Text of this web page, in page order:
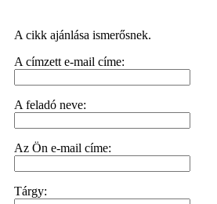
A cikk ajánlása ismerősnek.
A címzett e-mail címe:
A feladó neve:
Az Ön e-mail címe:
Tárgy: